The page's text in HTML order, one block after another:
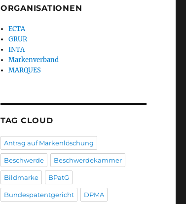
ORGANISATIONEN
ECTA
GRUR
INTA
Markenverband
MARQUES
TAG CLOUD
Antrag auf Markenlöschung
Beschwerde Beschwerdekammer
Bildmarke BPatG
Bundespatentgericht DPMA